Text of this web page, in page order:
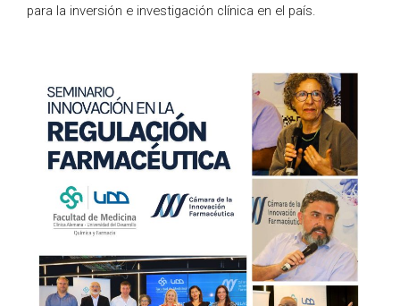
para la inversión e investigación clínica en el país.